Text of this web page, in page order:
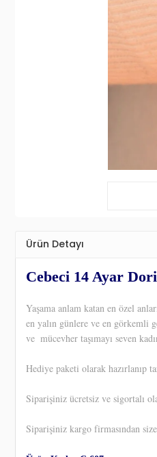
Ürün Detayı
Cebeci 14 Ayar
Yaşama anlam katan en özel
en yalın günlere ve en görkemli
ve mücevher taşımayı seven
Hediye paketi olarak hazırlanıp
Siparişiniz ücretsiz ve sigortalı
Siparişiniz kargo firmasından